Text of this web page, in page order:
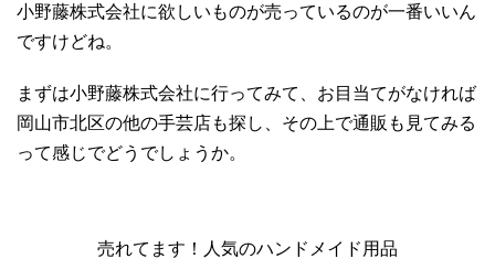
小野藤株式会社に欲しいものが売っているのが一番いいん
ですけどね。
まずは小野藤株式会社に行ってみて、お目当てがなければ
岡山市北区の他の手芸店も探し、その上で通販も見てみる
って感じでどうでしょうか。
売れてます！人気のハンドメイド用品